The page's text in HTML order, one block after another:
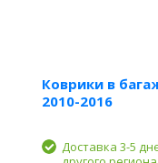
Коврики в
2010-2016
Доставка 3-5